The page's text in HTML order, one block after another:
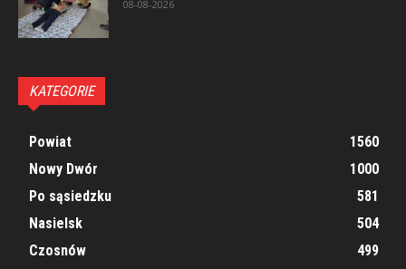
08-08-2026
KATEGORIE
Powiat
1560
Nowy Dwór
1000
Po sąsiedzku
581
Nasielsk
504
Czosnów
499